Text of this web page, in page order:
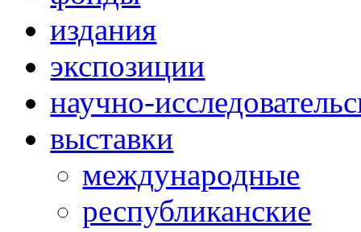
издания
экспозиции
научно-
выставки
международные
республиканские